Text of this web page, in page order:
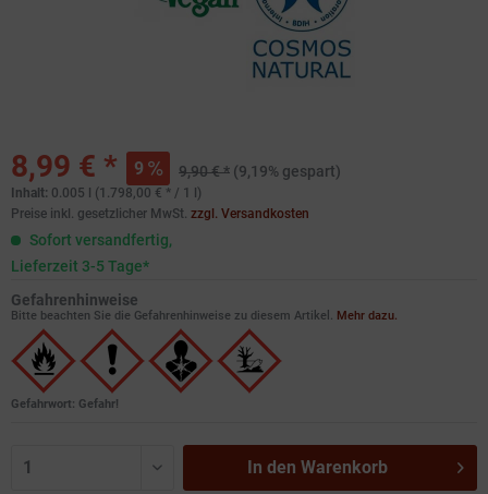
8,99 € * 9 9,90 € * (9,19% gespart)
Inhalt: 0.005 l (1.798,00 € * / 1 l)
Preise inkl. gesetzlicher MwSt. zzgl. Versandkosten
Sofort versandfertig,
Lieferzeit 3-5 Tage*
Gefahrenhinweise
Bitte beachten Sie die Gefahrenhinweise zu diesem Artikel. Mehr dazu.
Gefahrwort: Gefahr!
In den Warenkorb